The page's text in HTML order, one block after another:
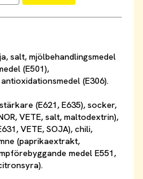
salt, mjölbehandlingsmedel
(E501),
(E306).
(E621, E635), socker,
VETE, salt, maltodextrin),
VETE, SOJA), chili,
(paprikaextrakt,
medel E551,